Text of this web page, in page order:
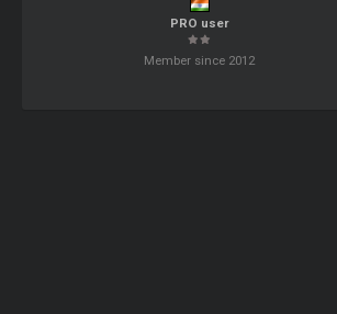
PRO user
Member since 2012